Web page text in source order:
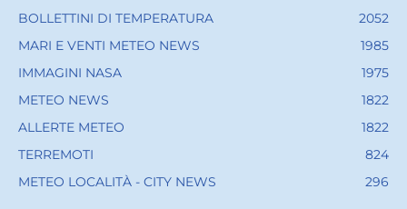
BOLLETTINI DI TEMPERATURA
2052
MARI E VENTI METEO NEWS
1985
IMMAGINI NASA
1975
METEO NEWS
1822
ALLERTE METEO
1822
TERREMOTI
824
METEO LOCALITÀ - CITY NEWS
296